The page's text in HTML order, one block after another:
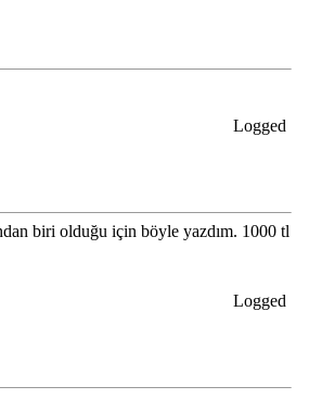
Logged
biri olduğu için böyle yazdım. 1000 tl
Logged